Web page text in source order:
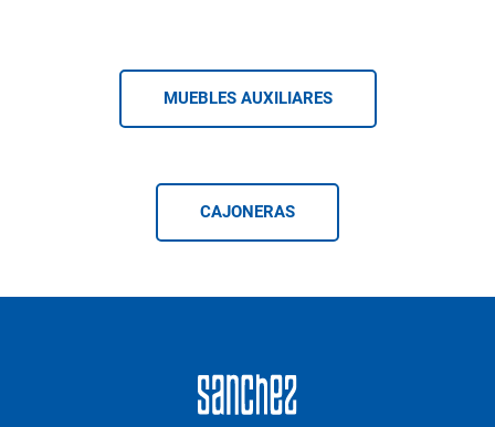
MUEBLES AUXILIARES
CAJONERAS